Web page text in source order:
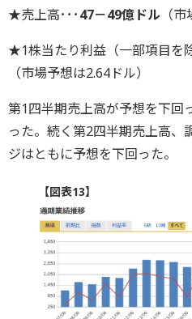
★売上高･･･47－49億ドル （
★1株当たり利益（一部項目を
（市場予想は2.64ドル）
第1四半期売上高が予想を下回
った。続く第2四半期売上高、
ジはともに予想を下回った。
【図表13】